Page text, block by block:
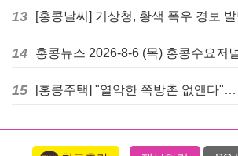
13
14 홍콩뉴스 2026-8-6 (목) 홍콩수요저
15